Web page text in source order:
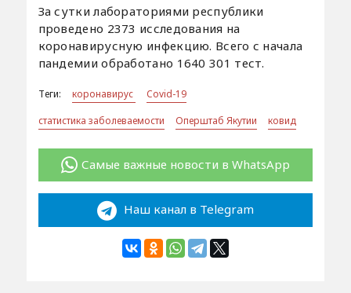
За сутки лабораториями республики
проведено 2373 исследования на
коронавирусную инфекцию. Всего с начала
пандемии обработано 1640 301 тест.
Теги: коронавирус
Covid-19
статистика заболеваемости
Оперштаб Якутии ковид
Самые важные новости в WhatsApp
Наш канал в Telegram